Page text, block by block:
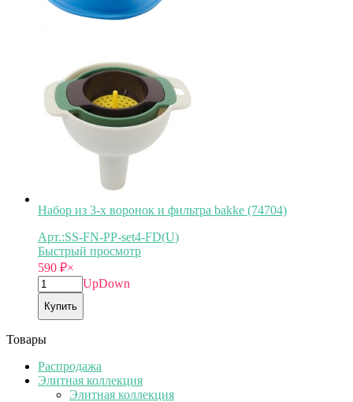
Набор из 3-х воронок и фильтра bakke (74704)
Арт.:SS-FN-PP-set4-FD(U)
Быстрый просмотр
590 ₽×
UpDown
Купить
Товары
Распродажа
Элитная коллекция
Элитная коллекция